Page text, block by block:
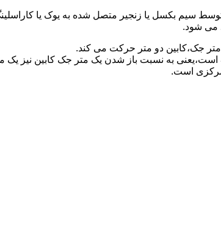
توسط سیم بکسل یا زنجیر متصل شده به یوک یا
می شود.
جک،کابین دو متر حرکت می کند.
به نسبت باز شدن یک متر جک کابین نیز
مرکزی است.